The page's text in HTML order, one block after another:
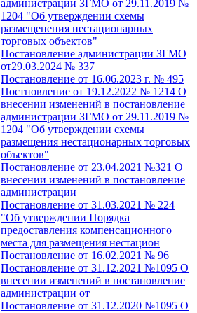
администрации ЗГМО от 29.11.2019 №
1204 "Об утверждении схемы
размещенения нестационарных
торговых объектов"
Постановление администрации ЗГМО
от29.03.2024 № 337
Постановление от 16.06.2023 г. № 495
Постновление от 19.12.2022 № 1214 О
внесении изменений в постановление
администрации ЗГМО от 29.11.2019 №
1204 "Об утверждении схемы
размещения нестационарных торговых
объектов"
Постановление от 23.04.2021 №321 О
внесении изменений в постановление
администрации
Постановление от 31.03.2021 № 224
"Об утверждении Порядка
предоставления компенсационного
места для размещения нестацион
Постановление от 16.02.2021 № 96
Постановление от 31.12.2021 №1095 О
внесении изменений в постановление
администрации от
Постановление от 31.12.2020 №1095 О